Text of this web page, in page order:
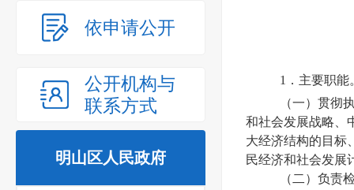
依申请公开
公开机构与
联系方式
明山区人民政府
1．主要职能
（一）贯彻
和社会发展战略、
大经济结构的目标
民经济和社会发展
（二）负责